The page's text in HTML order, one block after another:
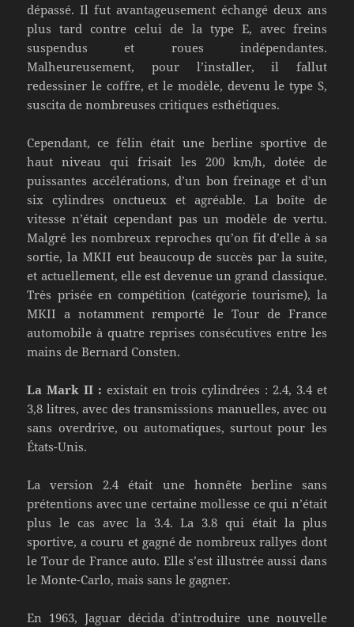
dépassé. Il fut avantageusement échangé deux ans
plus tard contre celui de la type E, avec freins
suspendus et roues indépendantes.
Malheureusement, pour l’installer, il fallut
redessiner le coffre, et le modèle, devenu le type S,
suscita de nombreuses critiques esthétiques.
Cependant, ce félin était une berline sportive de
haut niveau qui frisait les 200 km/h, dotée de
puissantes accélérations, d’un bon freinage et d’un
six cylindres onctueux et agréable. La boîte de
vitesse n’était cependant pas un modèle de vertu.
Malgré les nombreux reproches qu’on fit d’elle à sa
sortie, la MKII eut beaucoup de succès par la suite,
et actuellement, elle est devenue un grand classique.
Très prisée en compétition (catégorie tourisme), la
MKII a notamment remporté le Tour de France
automobile à quatre reprises consécutives entre les
mains de Bernard Consten.
La Mark II : existait en trois cylindrées : 2.4, 3.4 et
3,8 litres, avec des transmissions manuelles, avec ou
sans overdrive, ou automatiques, surtout pour les
États-Unis.
La version 2.4 était une honnête berline sans
prétentions avec une certaine mollesse ce qui n’était
plus le cas avec la 3.4. La 3.8 qui était la plus
sportive, a couru et gagné de nombreux rallyes dont
le Tour de France auto. Elle s’est illustrée aussi dans
le Monte-Carlo, mais sans le gagner.
En 1963, Jaguar décida d’introduire une nouvelle